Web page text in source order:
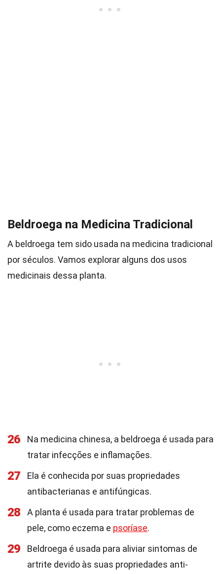
Beldroega na Medicina Tradicional
A beldroega tem sido usada na medicina tradicional
por séculos. Vamos explorar alguns dos usos
medicinais dessa planta.
26
Na medicina chinesa, a beldroega é usada para
tratar infecções e inflamações.
27
Ela é conhecida por suas propriedades
antibacterianas e antifúngicas.
28
A planta é usada para tratar problemas de
pele, como eczema e psoríase.
29
Beldroega é usada para aliviar sintomas de
artrite devido às suas propriedades anti-